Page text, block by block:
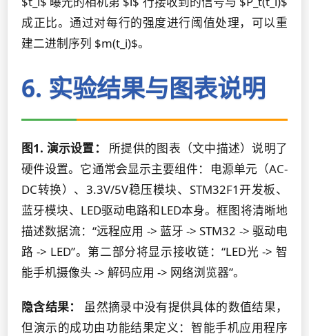
成正比。通过对每行的强度进行阈值处理，可以重
建二进制序列 $m(t_i)$。
6. 实验结果与图表说明
图1. 演示设置：
所提供的图表（文中描述）说明了
硬件设置。它通常会显示主要组件：电源单元（AC-
DC转换）、3.3V/5V稳压模块、STM32F1开发板、
蓝牙模块、LED驱动电路和LED本身。框图将清晰地
描述数据流：“远程应用 -> 蓝牙 -> STM32 -> 驱动电
路 -> LED”。第二部分将显示接收链：“LED光 -> 智
能手机摄像头 -> 解码应用 -> 网络浏览器”。
隐含结果：
虽然摘录中没有提供具体的数值结果，
但演示的成功由功能结果定义：智能手机应用程序